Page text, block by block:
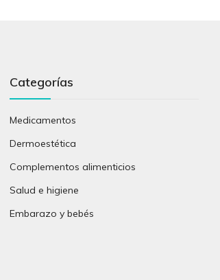
Categorías
Medicamentos
Dermoestética
Complementos alimenticios
Salud e higiene
Embarazo y bebés